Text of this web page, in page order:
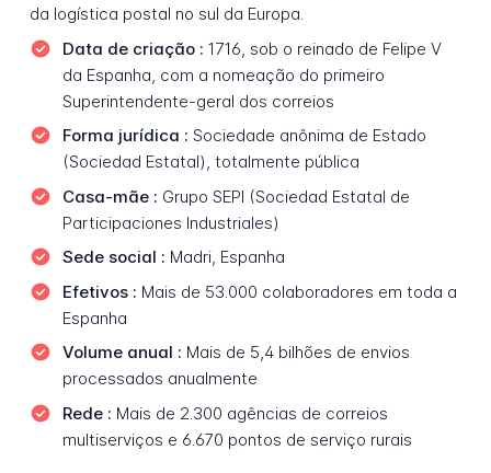
da logística postal no sul da Europa.
Data de criação : 1716, sob o reinado de Felipe V
da Espanha, com a nomeação do primeiro
Superintendente-geral dos correios
Forma jurídica : Sociedade anônima de Estado
(Sociedad Estatal), totalmente pública
Casa-mãe : Grupo SEPI (Sociedad Estatal de
Participaciones Industriales)
Sede social : Madri, Espanha
Efetivos : Mais de 53.000 colaboradores em toda a
Espanha
Volume anual : Mais de 5,4 bilhões de envios
processados anualmente
Rede : Mais de 2.300 agências de correios
multiserviços e 6.670 pontos de serviço rurais